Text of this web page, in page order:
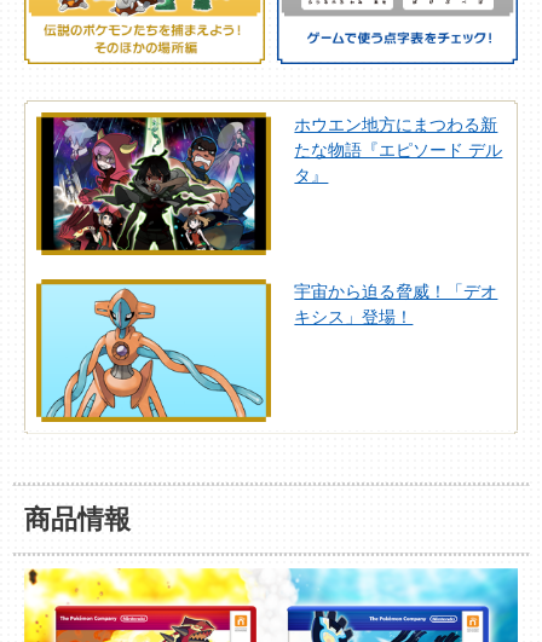
ホウエン地方にまつわる新
たな物語『エピソード デル
タ』
宇宙から迫る脅威！「デオ
キシス」登場！
商品情報